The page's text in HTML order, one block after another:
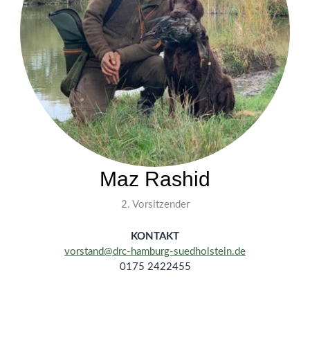
Maz Rashid
2. Vorsitzender
KONTAKT
vorstand@drc-hamburg-suedholstein.de
0175 2422455